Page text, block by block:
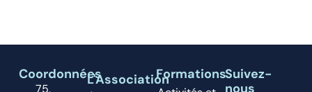
Coordonnées
75,
L'AssociationFormationsSuivez-
nous